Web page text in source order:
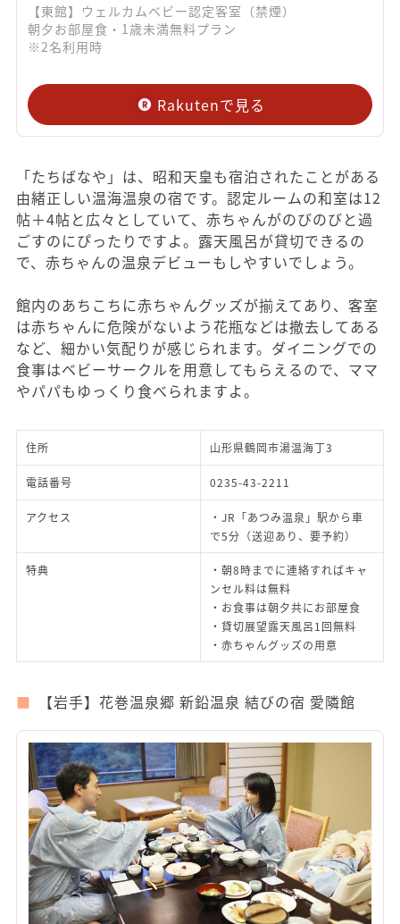
【東館】ウェルカムベビー認定客室（禁煙）
朝夕お部屋食・1歳未満無料プラン
※2名利用時
Rakutenで見る
「たちばなや」は、昭和天皇も宿泊されたことがある
由緒正しい温海温泉の宿です。認定ルームの和室は12
帖＋4帖と広々としていて、赤ちゃんがのびのびと過
ごすのにぴったりですよ。露天風呂が貸切できるの
で、赤ちゃんの温泉デビューもしやすいでしょう。
館内のあちこちに赤ちゃんグッズが揃えてあり、客室
は赤ちゃんに危険がないよう花瓶などは撤去してある
など、細かい気配りが感じられます。ダイニングでの
食事はベビーサークルを用意してもらえるので、ママ
やパパもゆっくり食べられますよ。
住所 山形県鶴岡市湯温海丁3
電話番号 0235-43-2211
アクセス
・JR「あつみ温泉」駅から車
で5分（送迎あり、要予約）
特典
・朝8時までに連絡すればキャ
ンセル料は無料
・お食事は朝夕共にお部屋食
・貸切展望露天風呂1回無料
・赤ちゃんグッズの用意
【岩手】花巻温泉郷 新鉛温泉 結びの宿 愛隣館